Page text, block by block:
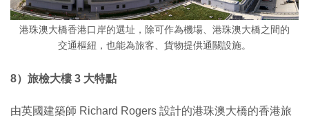
港珠澳大橋香港口岸的選址，除可作為機場、港珠澳大橋之間的
交通樞紐，也能為旅客、貨物提供通關設施。
8）旅檢大樓 3 大特點
由英國建築師 Richard Rogers 設計的港珠澳大橋的香港旅